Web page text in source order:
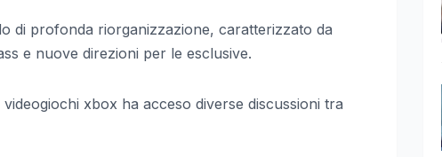
di profonda riorganizzazione, caratterizzato da
e nuove direzioni per le esclusive.
xbox ha acceso diverse discussioni tra